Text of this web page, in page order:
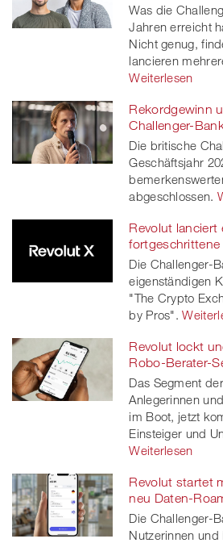
twitt
er
Was die
Jahren erreicht
Nicht genug,
lancieren
Weiterlesen
Rekordgewinn
Challenger-
Die britische
Geschäftsjahr
abgeschlossen.
Revolut lanciert
fortgeschrittene
Die Challenger-
eigenständigen
"The Crypto
by Pros".
Revolut lockt
Robo-Berater-
Das Segment
Anlegerinnen
im Boot, jetzt
Einsteiger und
Weiterlesen
Revolut startet
neu Daten-
Die Challenger-
Nutzerinnen und